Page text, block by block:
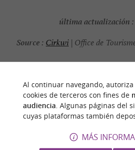
última actualización :
Source : Cirkwi | Office de
PARA DESCUBRIR
Al continuar navegando,
cookies de terceros con fines de
audiencia. Algunas páginas del
cuyas plataformas también
MÁS